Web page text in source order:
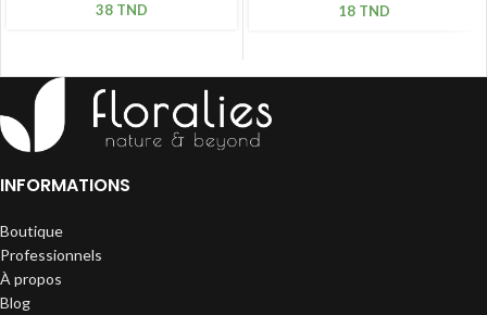
38 TND 18 TND
INFORMATIONS
Boutique
Professionnels
À propos
Blog